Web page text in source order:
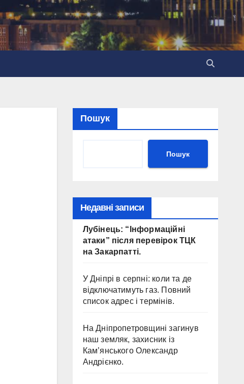
Пошук
Пошук
Недавні записи
Лубінець: “Інформаційні
атаки” після перевірок ТЦК
на Закарпатті.
У Дніпрі в серпні: коли та де
відключатимуть газ. Повний
список адрес і термінів.
На Дніпропетровщині загинув
наш земляк, захисник із
Кам’янського Олександр
Андрієнко.